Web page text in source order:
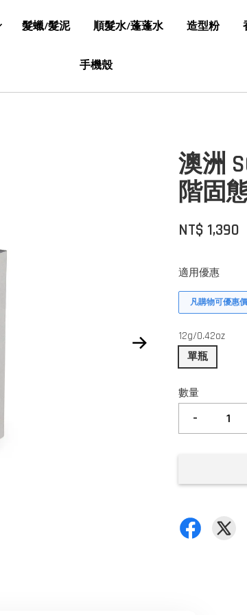
髮蠟/髮泥 順髮水/蓬蓬水 造型粉
手機殼
澳洲
階固
NT$ 1,390
適用優惠
凡購物可優惠
12g/0.42oz
單瓶
數量
-